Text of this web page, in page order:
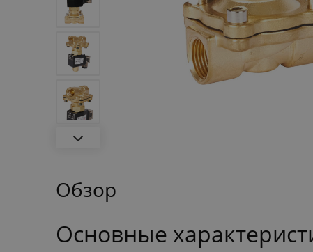
Обзор
Основные